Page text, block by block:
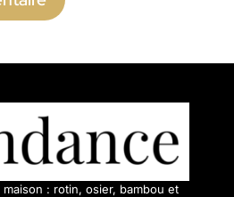
: rotin, osier, bambou et